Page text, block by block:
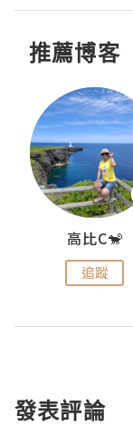
推薦博客
高比C🐒
追蹤
發表評論